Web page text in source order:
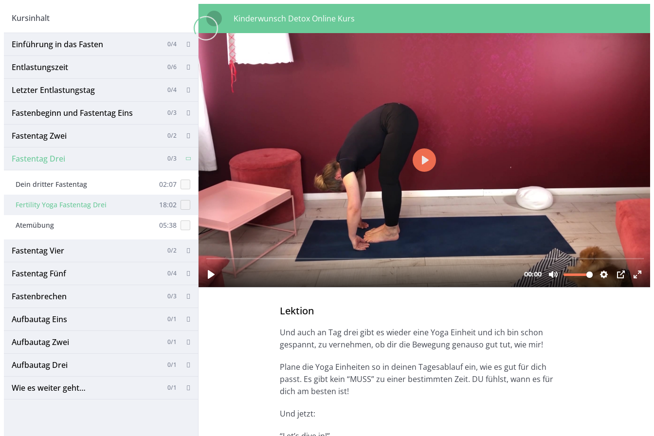
Kursinhalt
Einführung in das Fasten 0/4
Entlastungszeit 0/6
Letzter Entlastungstag 0/4
Fastenbeginn und Fastentag Eins 0/3
Fastentag Zwei 0/2
Fastentag Drei 0/3
Dein dritter Fastentag 02:07
Fertility Yoga Fastentag Drei 18:02
Atemübung 05:38
Fastentag Vier 0/2
Fastentag Fünf 0/4
Fastenbrechen 0/3
Aufbautag Eins 0/1
Aufbautag Zwei 0/1
Aufbautag Drei 0/1
Wie es weiter geht… 0/1
Kinderwunsch Detox Online Kurs
Lektion
Und auch an Tag drei gibt es wieder eine Yoga Einheit und ich bin schon
gespannt, zu vernehmen, ob dir die Bewegung genauso gut tut, wie mir!
Plane die Yoga Einheiten so in deinen Tagesablauf ein, wie es gut für dich
passt. Es gibt kein “MUSS” zu einer bestimmten Zeit. DU fühlst, wann es für
dich am besten ist!
Und jetzt: